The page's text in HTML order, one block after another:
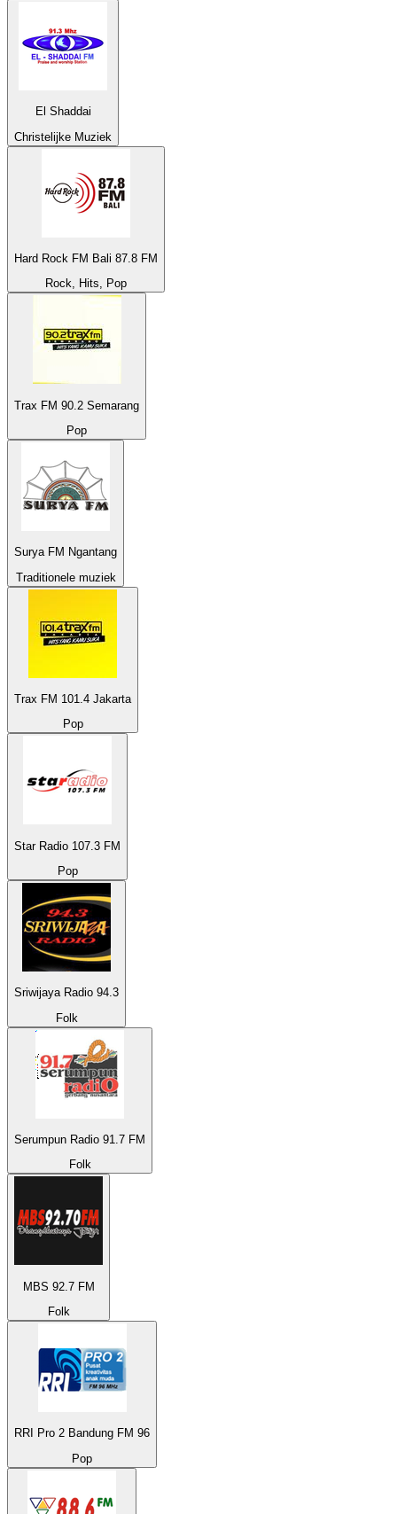
El Shaddai
Christelijke Muziek
Hard Rock FM Bali 87.8 FM
Rock, Hits, Pop
Trax FM 90.2 Semarang
Pop
Surya FM Ngantang
Traditionele muziek
Trax FM 101.4 Jakarta
Pop
Star Radio 107.3 FM
Pop
Sriwijaya Radio 94.3
Folk
Serumpun Radio 91.7 FM
Folk
MBS 92.7 FM
Folk
RRI Pro 2 Bandung FM 96
Pop